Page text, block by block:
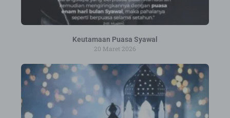
Keutamaan Puasa Syawal
20 Maret 2026